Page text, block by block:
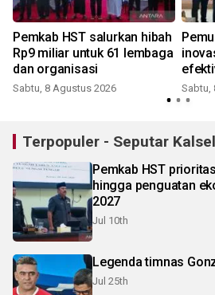
Pemkab HST salurkan hibah
Rp9 miliar untuk 61 lembaga
dan organisasi
Sabtu, 8 Agustus 2026 Sabtu,
Terpopuler - Seputar Kalsel
Pemkab HST
hingga penguatan
2027
Jul 10th
Legenda timnas
Jul 25th